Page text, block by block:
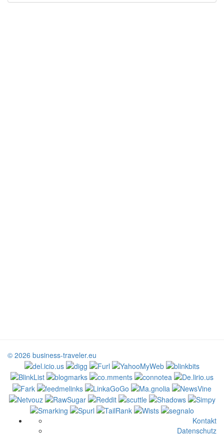
© 2026 business-traveler.eu
Kontakt
Datenschutz